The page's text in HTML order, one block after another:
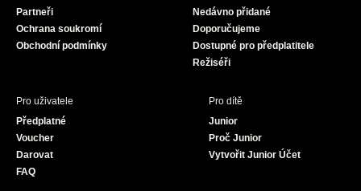
Partneři
Ochrana soukromí
Obchodní podmínky
Nedávno přidané
Doporučujeme
Dostupné pro předplatitele
Režiséři
Pro uživatele
Předplatné
Voucher
Darovat
FAQ
Pro dítě
Junior
Proč Junior
Vytvořit Junior Účet